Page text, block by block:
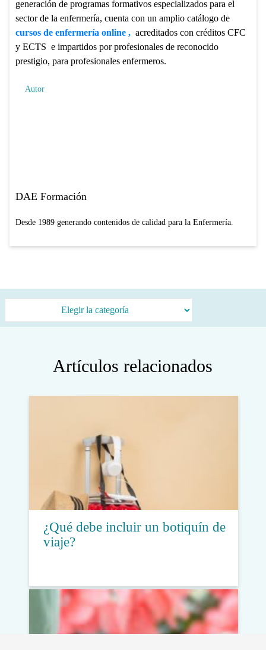
generación de programas formativos especializados para el
sector de la enfermería, cuenta con un amplio catálogo de
cursos de enfermería online , acreditados con créditos CFC
y ECTS e impartidos por profesionales de reconocido
prestigio, para profesionales enfermeros.
Autor
DAE Formación
Desde 1989 generando contenidos de calidad para la Enfermería.
Artículos relacionados
¿Qué debe incluir un botiquín de
viaje?